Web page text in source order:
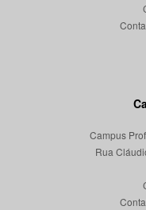
Campus
Rua